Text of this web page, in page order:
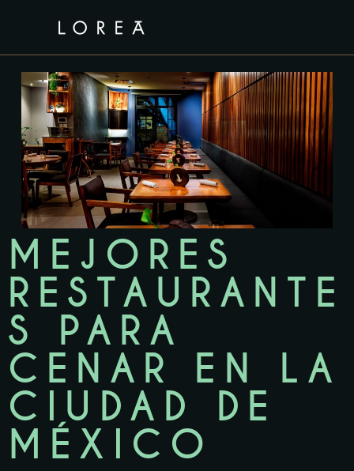
MEJORES
RESTAURANTE
S PARA
CENAR EN LA
CIUDAD DE
MÉXICO